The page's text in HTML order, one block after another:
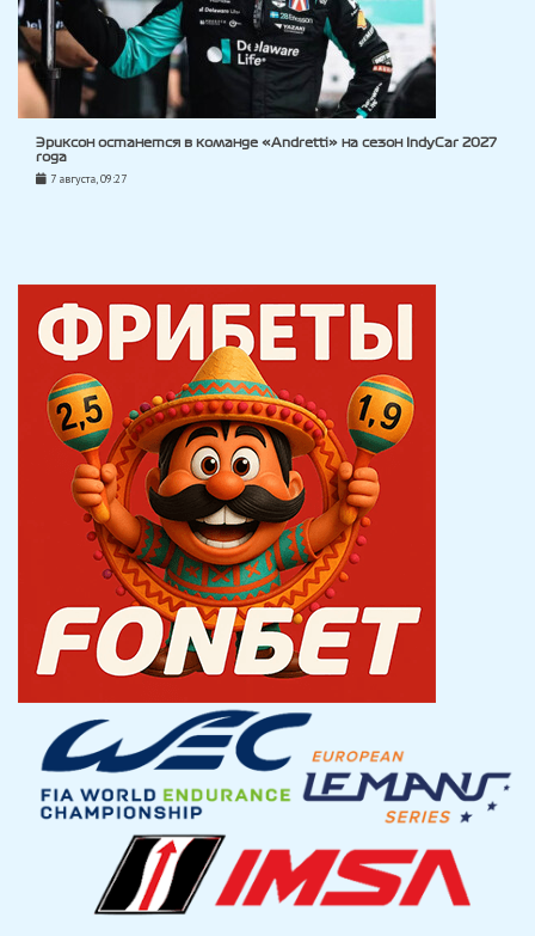
Эриксон останется в команде «Andretti» на сезон IndyCar 2027
года
7 августа, 09:27